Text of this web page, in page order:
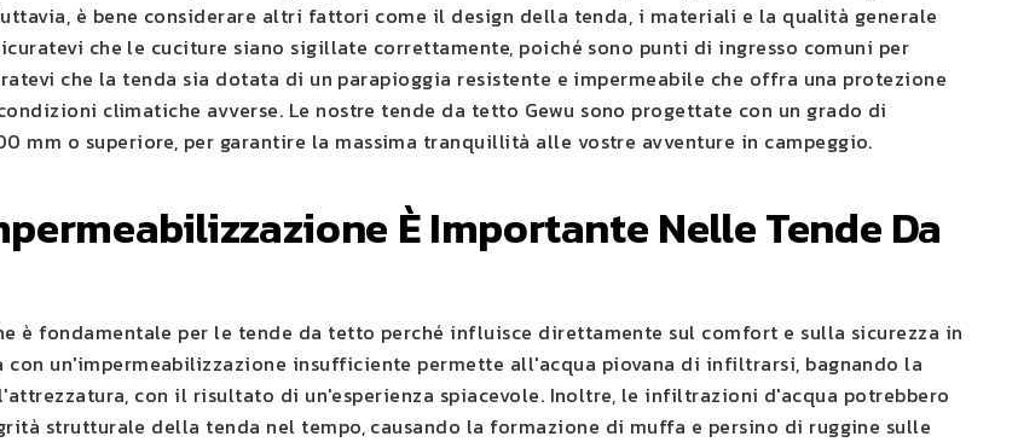
è bene considerare altri fattori come il design della tenda, i materiali e la qualità generale
che le cuciture siano sigillate correttamente, poiché sono punti di ingresso comuni per
che la tenda sia dotata di un parapioggia resistente e impermeabile che offra una protezione
climatiche avverse. Le nostre tende da tetto Gewu sono progettate con un grado di
mm o superiore, per garantire la massima tranquillità alle vostre avventure in campeggio.
È Importante Nelle Tende Da
è fondamentale per le tende da tetto perché influisce direttamente sul comfort e sulla sicurezza in
con un'impermeabilizzazione insufficiente permette all'acqua piovana di infiltrarsi, bagnando la
con il risultato di un'esperienza spiacevole. Inoltre, le infiltrazioni d'acqua potrebbero
strutturale della tenda nel tempo, causando la formazione di muffa e persino di ruggine sulle